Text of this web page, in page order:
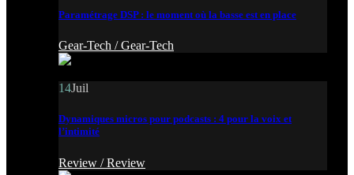
Paramétrage DSP : le moment où la basse est en place
Gear-Tech /Gear-Tech
14Juil
Dynamiques micros pour podcasts : 4 pour la voix et
l’intimité
Review /Review